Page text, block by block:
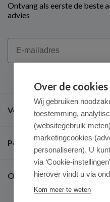
Ontvang als eerste de beste
advies
Email
Veel gestelde vragen
Populaire merken
Over ons
Over de
Wij gebruiken
toestemming,
(websitegebruik
marketingcookies
personaliseren). U
via ‘Cookie-
hierover vindt u via
Kom meer te weten